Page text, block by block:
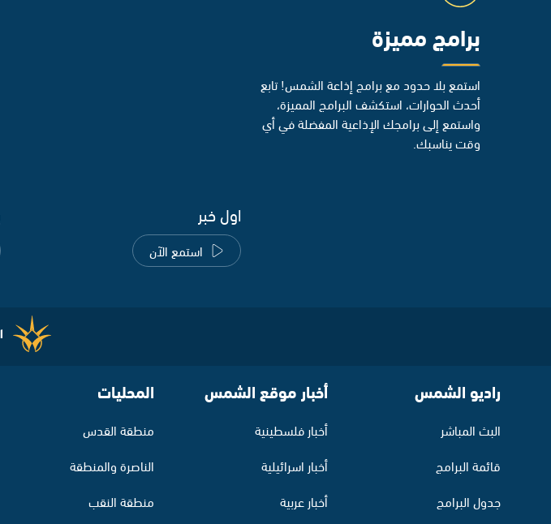
برامج مميزة
استمع بلا حدود مع برامج إذاعة الشمس! تابع
أحدث الحوارات، استكشف البرامج المميزة،
واستمع إلى برامجك الإذاعية المفضلة في أي
وقت يناسبك.
اول خبر
استمع الآن
راديو الشمس
البث المباشر
قائمة البرامج
جدول البرامج
أخبار موقع الشمس
أخبار فلسطينية
أخبار اسرائيلية
أخبار عربية
المحليات
منطقة القدس
الناصرة والمنطقة
منطقة النقب